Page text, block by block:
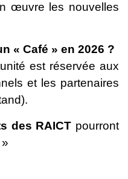
œuvre les nouvelles
« Café » en 2026 ?
est réservée aux
et les partenaires
des RAICT pourront